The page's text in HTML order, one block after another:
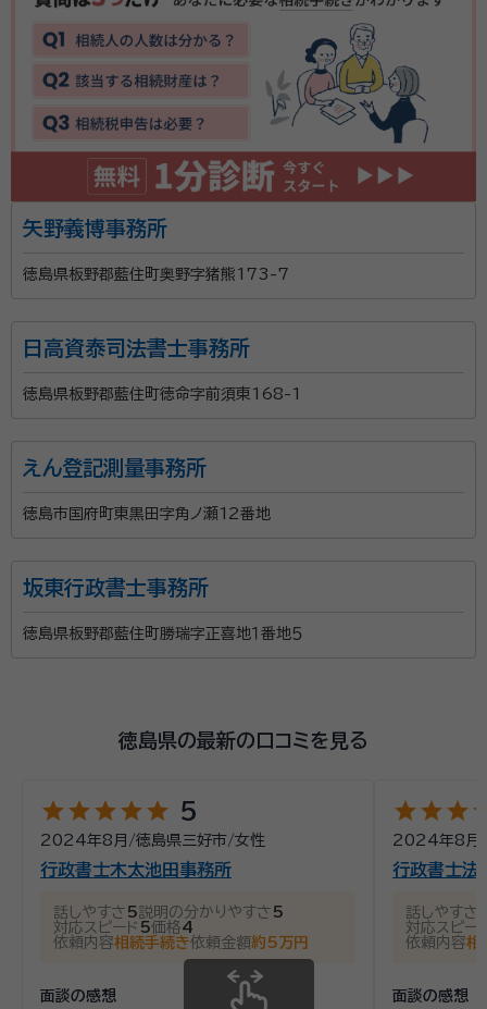
矢野義博事務所
徳島県板野郡藍住町奥野字猪熊173-7
日高資泰司法書士事務所
徳島県板野郡藍住町徳命字前須東168-1
えん登記測量事務所
徳島市国府町東黒田字角ノ瀬12番地
坂東行政書士事務所
徳島県板野郡藍住町勝瑞字正喜地１番地５
徳島県の最新の口コミを見る
starstarstarstarstar 5
2024年8月 /徳島県三好市/女性
行政書士木太池田事務所
話しやすさ 5説明の分かりやすさ 5
対応スピード 5価格4
依頼内容相続手続き依頼金額約5万円
面談の感想
starstarstar
2024年8月
行政書士法
話しやすさ
対応スピー
依頼内容相
面談の感想